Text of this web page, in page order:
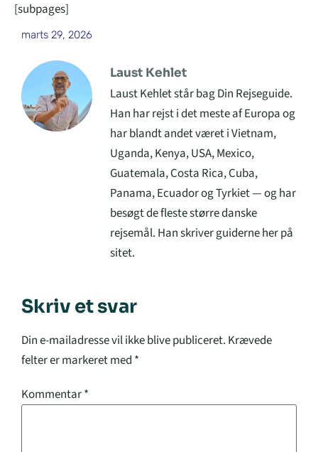
[subpages]
marts 29, 2026
Laust Kehlet
Laust Kehlet står bag Din Rejseguide.
Han har rejst i det meste af Europa og
har blandt andet været i Vietnam,
Uganda, Kenya, USA, Mexico,
Guatemala, Costa Rica, Cuba,
Panama, Ecuador og Tyrkiet — og har
besøgt de fleste større danske
rejsemål. Han skriver guiderne her på
sitet.
Skriv et svar
Din e-mailadresse vil ikke blive publiceret. Krævede
felter er markeret med *
Kommentar*